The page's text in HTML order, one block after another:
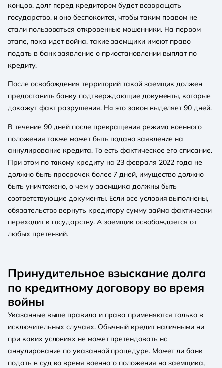
концов, долг перед кредитором будет возвращать
государство, и оно беспокоится, чтобы таким правом не
стали пользоваться откровенные мошенники. На первом
этапе, пока идет война, такие заемщики имеют право
подать в банк заявление о приостановлении выплат по
кредиту.
После освобождения территорий такой заемщик должен
предоставить банку подтверждающие документы, которые
докажут факт разрушения. На это закон выделяет 90 дней.
В течение 90 дней после прекращения режима военного
положения также может быть подано заявление на
аннулирование кредита. То есть фактическое его списание.
При этом по такому кредиту на 23 февраля 2022 года не
должно быть просрочек более 7 дней, имущество должно
быть уничтожено, о чем у заемщика должны быть
соответствующие документы. Если все условия выполнены,
обязательство вернуть кредитору сумму займа фактически
переходит к государству. А заемщик освобождается от
любых претензий.
Принудительное взыскание долга
по кредитному договору во время
войны
Указанные выше правила и права применяются только в
исключительных случаях. Обычный кредит наличными ни
при каких условиях не может претендовать на
аннулирование по указанной процедуре. Может ли банк
подать в суд во время военного положения на заемщика,